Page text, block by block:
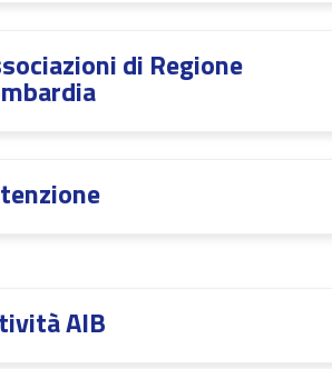
di Regione
AIB